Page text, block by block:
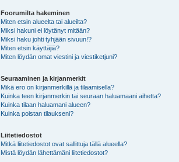
Foorumilta hakeminen
Miten etsin alueelta tai alueilta?
Miksi hakuni ei löytänyt mitään?
Miksi haku johti tyhjään sivuun!?
Miten etsin käyttäjiä?
Miten löydän omat viestini ja viestiketjuni?
Seuraaminen ja kirjanmerkit
Mikä ero on kirjanmerkillä ja tilaamisella?
Kuinka teen kirjanmerkin tai seuraan haluamaani aihetta?
Kuinka tilaan haluamani alueen?
Kuinka poistan tilaukseni?
Liitetiedostot
Mitkä liitetiedostot ovat sallittuja tällä alueella?
Mistä löydän lähettämäni liitetiedostot?